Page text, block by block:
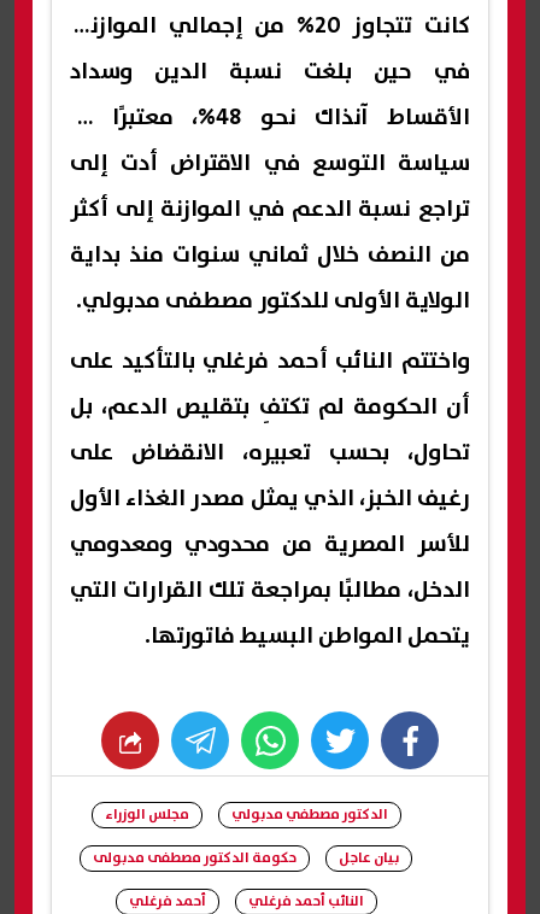
كانت تتجاوز 20% من إجمالي الموازنة،
في حين بلغت نسبة الدين وسداد
الأقساط آنذاك نحو 48%، معتبرًا أن
سياسة التوسع في الاقتراض أدت إلى
تراجع نسبة الدعم في الموازنة إلى أكثر
من النصف خلال ثماني سنوات منذ بداية
الولاية الأولى للدكتور مصطفى مدبولي.
واختتم النائب أحمد فرغلي بالتأكيد على
أن الحكومة لم تكتفِ بتقليص الدعم، بل
تحاول، بحسب تعبيره، الانقضاض على
رغيف الخبز، الذي يمثل مصدر الغذاء الأول
للأسر المصرية من محدودي ومعدومي
الدخل، مطالبًا بمراجعة تلك القرارات التي
يتحمل المواطن البسيط فاتورتها.
facebook
twitter
whats
الدكتور مصطفي مدبولي
مجلس الوزراء
بيان عاجل
حكومة الدكتور مصطفى مدبولى
النائب أحمد فرغلي
أحمد فرغلي